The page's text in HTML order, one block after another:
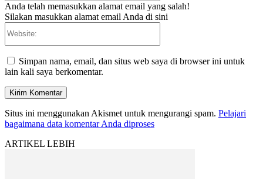
Anda telah memasukkan alamat email yang salah!
Silakan masukkan alamat email Anda di sini
Simpan nama, email, dan situs web saya di browser ini untuk
lain kali saya berkomentar.
Situs ini menggunakan Akismet untuk mengurangi spam. Pelajari
bagaimana data komentar Anda diproses
ARTIKEL LEBIH